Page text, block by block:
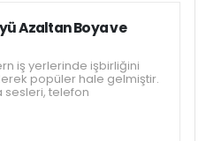
Azaltan Boya ve
iş yerlerinde işbirliğini
popüler hale gelmiştir.
sesleri, telefon